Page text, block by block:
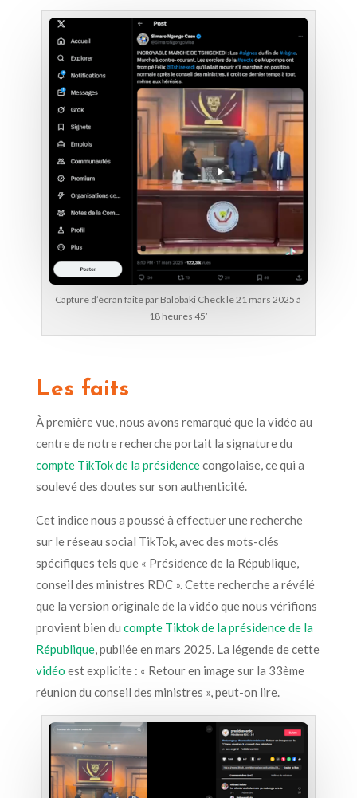
Capture d’écran faite par Balobaki Check le 21 mars 2025 à
18 heures 45’
Les faits
Àpremière vue, nous avons remarquéque la vidéo au
centre de notre recherche portait la signature du
compte TikTok de la présidencecongolaise, ce qui a
soulevé des doutes sur son authenticité.
Cet indice nous a pousséà effectuer une recherche
surle réseau social TikTok, avec des mots-clés
spécifiques tels que « Présidence de la République,
conseil des ministres RDC ».Cette recherche a révélé
que la version originale de la vidéo que nous vérifions
provient bien du compte Tiktok de la présidence de la
République, publiée en mars 2025. La légende de cette
vidéo est explicite: « Retour en image sur la 33ème
réunion du conseil des ministres »,peut-on lire.